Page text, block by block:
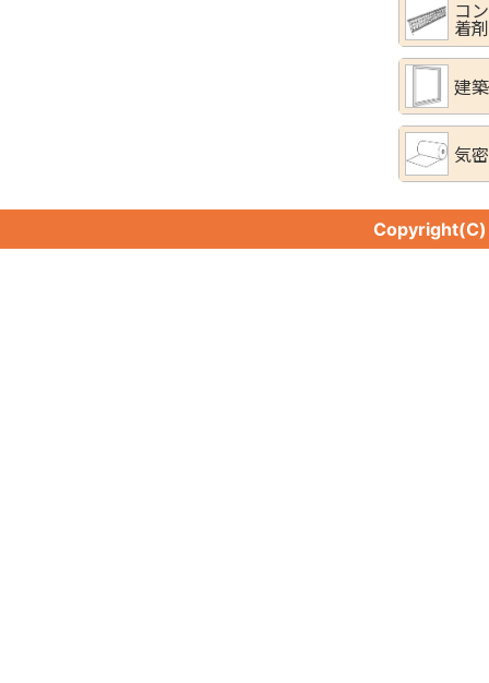
コ
着剤
建
気